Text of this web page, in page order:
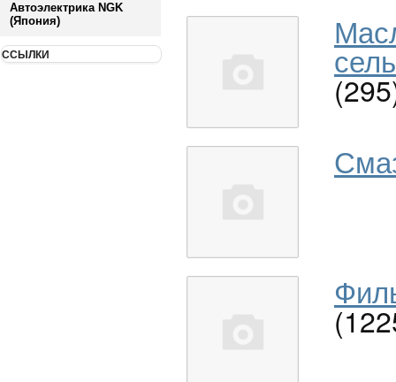
Автоэлектрика NGK
(Япония)
ССЫЛКИ